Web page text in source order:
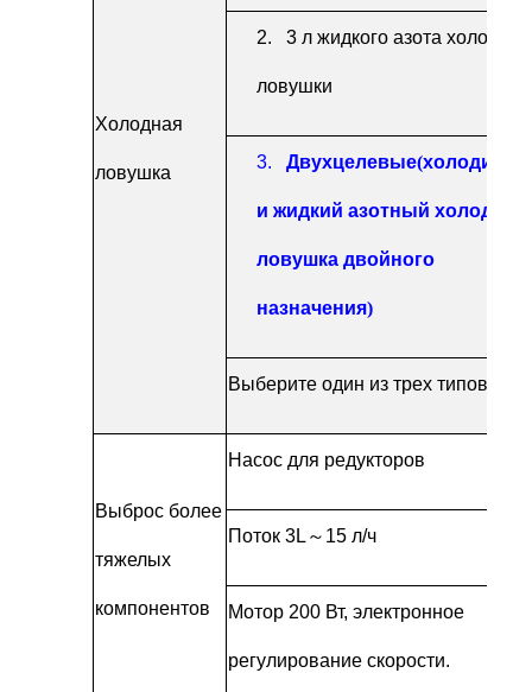
Холодная
ловушка
2. 3 л жидкого азота холодной
ловушки
3. Двухцелевые(
и жидкий азотный холодный
ловушка двойного
назначения)
Выберите один из трех типов
Выброс более
тяжелых
компонентов
Насос для редукторов
Поток 3L ～ 15 л/ч
Мотор 200 Вт, электронное
регулирование скорости.